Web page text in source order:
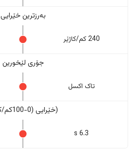
بەرزترین خێرایی
240 کم/کاژێر
جۆری لێخورین
تاک اکسل
(خێرایی (0-100کم/کاژێر
6.3 s